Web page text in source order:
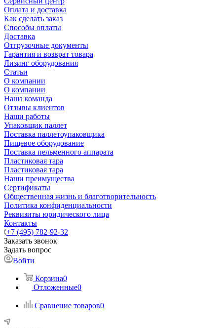
Оплата и доставка
Как сделать заказ
Способы оплаты
Доставка
Отгрузочные документы
Гарантия и возврат товара
Лизинг оборудования
Статьи
О компании
О компании
Наша команда
Отзывы клиентов
Наши работы
Упаковщик паллет
Поставка паллетоупаковщика
Пищевое оборудование
Поставка пельменного аппарата
Пластиковая тара
Пластиковая тара
Наши преимущества
Сертификаты
Общественная жизнь и благотворительность
Политика конфиденциальности
Реквизиты юридического лица
Контакты
+7 (495) 782-92-32
Заказать звонок
Задать вопрос
Войти
Корзина0
Отложенные0
Сравнение товаров0